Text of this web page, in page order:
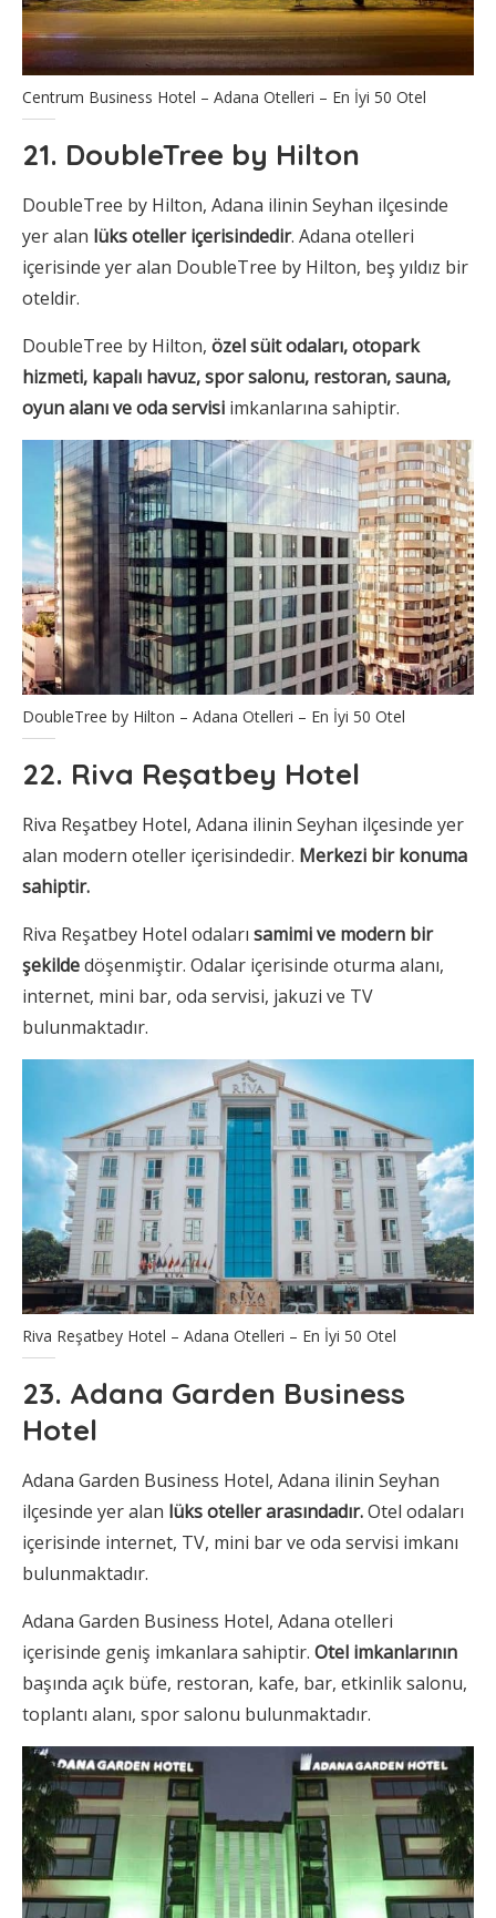
Centrum Business Hotel – Adana Otelleri – En İyi 50 Otel
21. DoubleTree by Hilton
DoubleTree by Hilton, Adana ilinin Seyhan ilçesinde
yer alan lüks oteller içerisindedir. Adana otelleri
içerisinde yer alan DoubleTree by Hilton, beş yıldız bir
oteldir.
DoubleTree by Hilton, özel süit odaları, otopark
hizmeti, kapalı havuz, spor salonu, restoran, sauna,
oyun alanı ve oda servisi imkanlarına sahiptir.
DoubleTree by Hilton – Adana Otelleri – En İyi 50 Otel
22. Riva Reşatbey Hotel
Riva Reşatbey Hotel, Adana ilinin Seyhan ilçesinde yer
alan modern oteller içerisindedir. Merkezi bir konuma
sahiptir.
Riva Reşatbey Hotel odaları samimi ve modern bir
şekildedöşenmiştir. Odalar içerisinde oturma alanı,
internet, mini bar, oda servisi, jakuzi ve TV
bulunmaktadır.
Riva Reşatbey Hotel – Adana Otelleri – En İyi 50 Otel
23. Adana Garden Business
Hotel
Adana Garden Business Hotel, Adana ilinin Seyhan
ilçesinde yer alan lüks oteller arasındadır.Otel odaları
içerisinde internet, TV, mini bar ve oda servisi imkanı
bulunmaktadır.
Adana Garden Business Hotel, Adana otelleri
içerisinde geniş imkanlara sahiptir. Otel imkanlarının
başında açık büfe, restoran, kafe, bar, etkinlik salonu,
toplantı alanı, spor salonu bulunmaktadır.